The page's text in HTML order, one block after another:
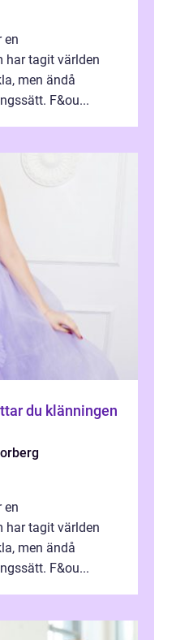
en
har tagit världen
men ändå
F&ou...
en
har tagit världen
men ändå
F&ou...